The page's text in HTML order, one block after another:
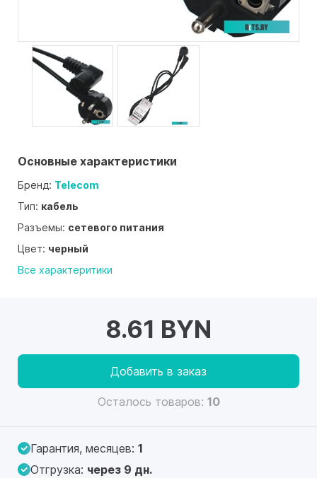
Основные характеристики
Бренд: Telecom
Тип: кабель
Разъемы: сетевого питания
Цвет: черный
Все характеритики
8.61 BYN
Добавить в заказ
Осталось товаров: 10
Гарантия, месяцев: 1
Отгрузка: через 9 дн.